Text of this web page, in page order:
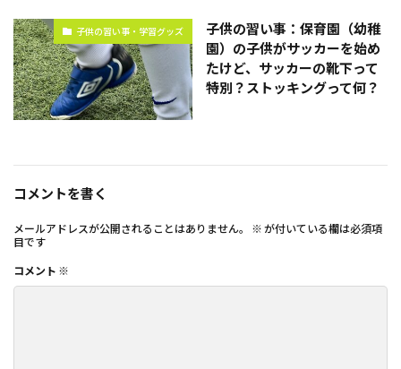
子供の習い事・学習グッズ
子供の習い事：保育園（幼稚
園）の子供がサッカーを始め
たけど、サッカーの靴下って
特別？ストッキングって何？
コメントを書く
メールアドレスが公開されることはありません。 ※ が付いている欄は必須項
目です
コメント ※